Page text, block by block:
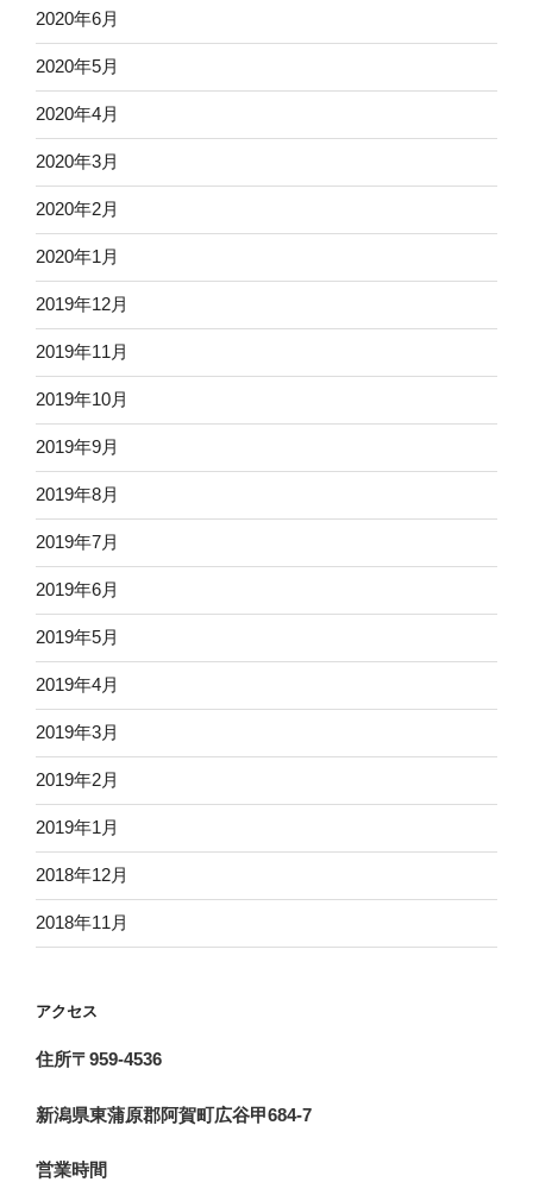
2020年6月
2020年5月
2020年4月
2020年3月
2020年2月
2020年1月
2019年12月
2019年11月
2019年10月
2019年9月
2019年8月
2019年7月
2019年6月
2019年5月
2019年4月
2019年3月
2019年2月
2019年1月
2018年12月
2018年11月
アクセス
住所〒959-4536
新潟県東蒲原郡阿賀町広谷甲684-7
営業時間